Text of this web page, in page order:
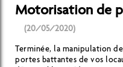
Motorisation de
(20/05/2020)
Terminée, la manipulation
portes battantes de vos